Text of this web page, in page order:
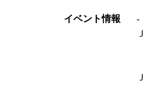
イベント情報 -